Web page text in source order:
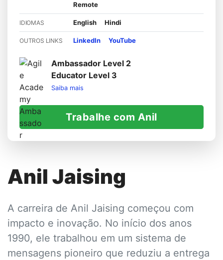
Remote
IDIOMAS English Hindi
OUTROS LINKS LinkedIn YouTube
Ambassador Level 2
Educator Level 3
Saiba mais
Trabalhe com Anil
Anil Jaising
A carreira de Anil Jaising começou com
impacto e inovação. No início dos anos
1990, ele trabalhou em um sistema de
mensagens pioneiro que reduziu a entrega